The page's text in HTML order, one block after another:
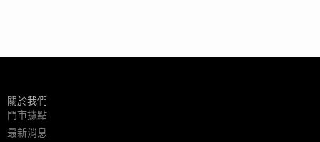
關於我們
門市據點
最新消息